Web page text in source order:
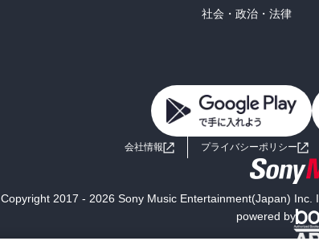
社会・政治・法律
会社情報 プライバシーポリシー
Copyright 2017 - 2026 Sony Music Entertainment(Japan)
powered by